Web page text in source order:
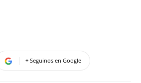
+ Seguinos en Google